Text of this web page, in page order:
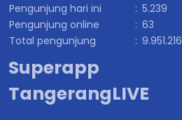
Pengunjung hari ini : 5.239
Pengunjung online
: 63
Total pengunjung
: 9.951.216
Superapp
TangerangLIVE